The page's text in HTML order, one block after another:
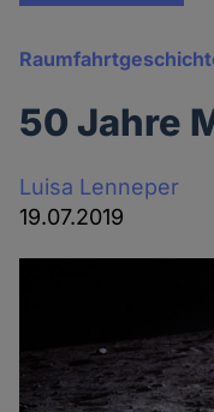
50 Jahre
Luisa Lenneper
19.07.2019